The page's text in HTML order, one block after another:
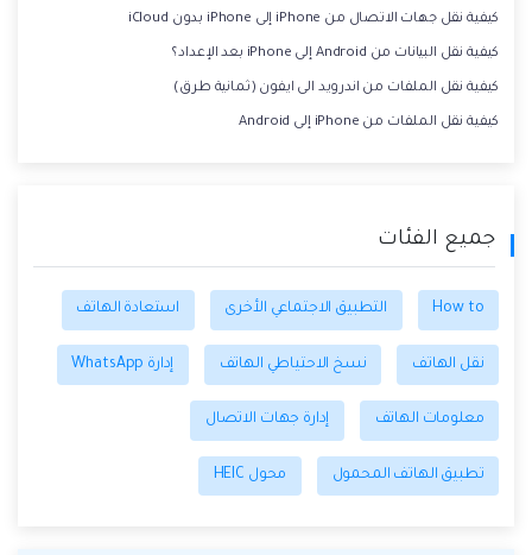
كيفية نقل جهات الاتصال من iPhone إلى iPhone بدون iCloud
كيفية نقل البيانات من Android إلى iPhone بعد الإعداد؟
كيفية نقل الملفات من اندرويد الى ايفون (ثمانية طرق)
كيفية نقل الملفات من iPhone إلى Android
جميع الفئات
How to التطبيق الاجتماعي الأخرى استعادة الهاتف
نقل الهاتف نسخ الاحتياطي الهاتف إدارة WhatsApp
معلومات الهاتف إدارة جهات الاتصال
تطبيق الهاتف المحمول محول HEIC